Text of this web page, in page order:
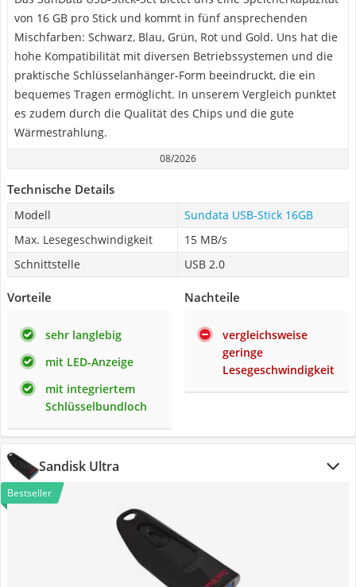
von 16 GB pro Stick und kommt in fünf ansprechenden
Mischfarben: Schwarz, Blau, Grün, Rot und Gold. Uns hat die
hohe Kompatibilität mit diversen Betriebssystemen und die
praktische Schlüsselanhänger-Form beeindruckt, die ein
bequemes Tragen ermöglicht. In unserem Vergleich punktet
es zudem durch die Qualität des Chips und die gute
Wärmestrahlung.
08/2026
Technische Details
Modell
Sundata USB-Stick 16GB
Max. Lesegeschwindigkeit
15 MB/s
Schnittstelle
USB 2.0
Vorteile
sehr langlebig
mit LED-Anzeige
mit integriertem
Schlüsselbundloch
Nachteile
vergleichsweise
geringe
Lesegeschwindigkeit
Sandisk Ultra
Bestseller